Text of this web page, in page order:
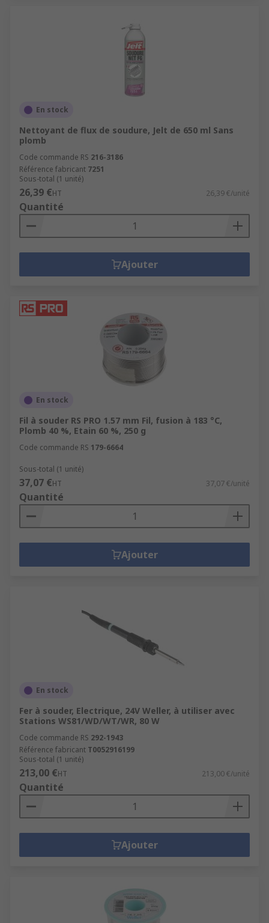
En stock
Nettoyant de flux de soudure, Jelt de 650 ml Sans
plomb
Code commande RS 216-3186
Référence fabricant 7251
Sous-total (1 unité)
26,39 €HT 26,39 €/unité
Quantité
Ajouter
En stock
Fil à souder RS PRO 1.57 mm Fil, fusion à 183 °C,
Plomb 40 %, Etain 60 %, 250 g
Code commande RS 179-6664
Sous-total (1 unité)
37,07 €HT 37,07 €/unité
Quantité
Ajouter
En stock
Fer à souder, Electrique, 24V Weller, à utiliser avec
Stations WS81/WD/WT/WR, 80 W
Code commande RS 292-1943
Référence fabricant T0052916199
Sous-total (1 unité)
213,00 €HT 213,00 €/unité
Quantité
Ajouter